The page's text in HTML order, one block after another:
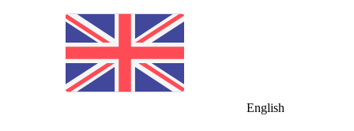
English